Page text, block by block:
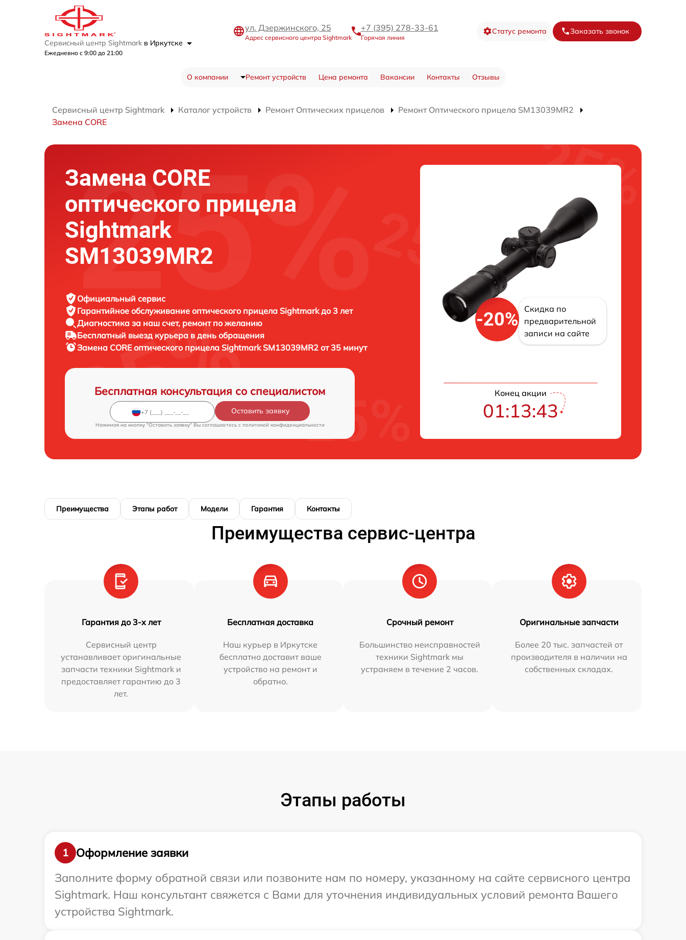
Сервисный центр Sightmark в Иркутске
Ежедневно с 9:00 до 21:00
ул. Дзержинского, 25
Адрес сервисного центра Sightmark
+7 (395) 278-33-61
Горячая линия
Статус ремонта Заказать звонок
О компании Ремонт устройств Цена ремонта Вакансии Контакты Отзывы
Сервисный центр Sightmark Каталог устройств Ремонт Оптических прицелов
Ремонт Оптического прицела SM13039MR2
Замена CORE
Замена CORE
оптического прицела
Sightmark
SM13039MR2
Официальный сервис
Гарантийное обслуживание оптического прицела Sightmark до 3 лет
Диагностика за наш счет, ремонт по желанию
Бесплатный выезд курьера в день обращения
Замена CORE оптического прицела Sightmark SM13039MR2 от 35 минут
Бесплатная консультация со специалистом
Оставить заявку
Нажимая на кнопку "Оставить заявку" Вы соглашаетесь c политикой конфиденциальности
-20%
Скидка по
предварительной
записи на сайте
Конец акции
01:13:42
Преимущества Этапы работ Модели Гарантия Контакты
Преимущества сервис-центра
Гарантия до 3-х лет
Сервисный центр
устанавливает оригинальные
запчасти техники Sightmark и
предоставляет гарантию до 3
лет.
Бесплатная доставка
Наш курьер в Иркутске
бесплатно доставит ваше
устройство на ремонт и
обратно.
Срочный ремонт
Большинство неисправностей
техники Sightmark мы
устраняем в течение 2 часов.
Оригинальные запчасти
Более 20 тыс. запчастей от
производителя в наличии на
собственных складах.
Этапы работы
1
Оформление заявки
Заполните форму обратной связи или позвоните нам по номеру, указанному на сайте сервисного центра
Sightmark. Наш консультант свяжется с Вами для уточнения индивидуальных условий ремонта Вашего
устройства Sightmark.